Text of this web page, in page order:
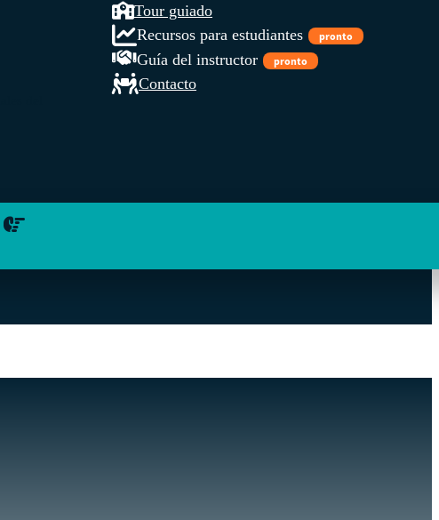
Tour guiado
Recursos para estudiantes
pronto
Guía del instructor pronto
Contacto